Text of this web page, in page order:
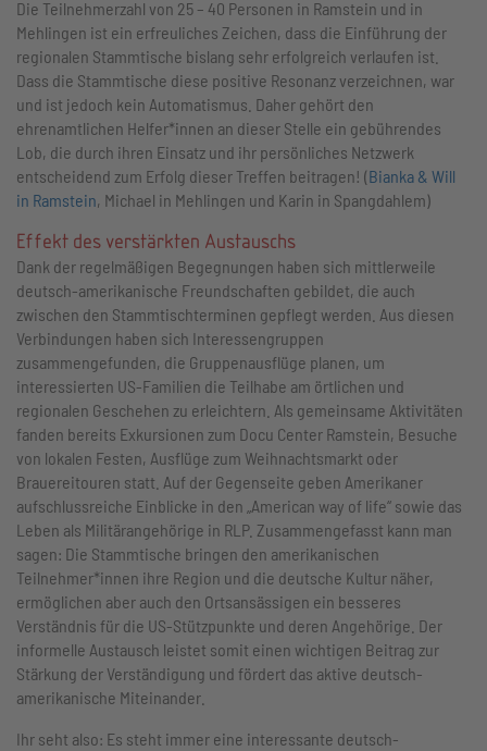
Die Teilnehmerzahl von 25 – 40 Personen in Ramstein und in
Mehlingen ist ein erfreuliches Zeichen, dass die Einführung der
regionalen Stammtische bislang sehr erfolgreich verlaufen ist.
Dass die Stammtische diese positive Resonanz verzeichnen, war
und ist jedoch kein Automatismus. Daher gehört den
ehrenamtlichen Helfer*innen an dieser Stelle ein gebührendes
Lob, die durch ihren Einsatz und ihr persönliches Netzwerk
entscheidend zum Erfolg dieser Treffen beitragen! (Bianka & Will
in Ramstein, Michael in Mehlingen und Karin in Spangdahlem)
Effekt des verstärkten Austauschs
Dank der regelmäßigen Begegnungen haben sich mittlerweile
deutsch-amerikanische Freundschaften gebildet, die auch
zwischen den Stammtischterminen gepflegt werden. Aus diesen
Verbindungen haben sich Interessengruppen
zusammengefunden, die Gruppenausflüge planen, um
interessierten US-Familien die Teilhabe am örtlichen und
regionalen Geschehen zu erleichtern. Als gemeinsame Aktivitäten
fanden bereits Exkursionen zum Docu Center Ramstein, Besuche
von lokalen Festen, Ausflüge zum Weihnachtsmarkt oder
Brauereitouren statt. Auf der Gegenseite geben Amerikaner
aufschlussreiche Einblicke in den „American way of life“ sowie das
Leben als Militärangehörige in RLP. Zusammengefasst kann man
sagen: Die Stammtische bringen den amerikanischen
Teilnehmer*innen ihre Region und die deutsche Kultur näher,
ermöglichen aber auch den Ortsansässigen ein besseres
Verständnis für die US-Stützpunkte und deren Angehörige. Der
informelle Austausch leistet somit einen wichtigen Beitrag zur
Stärkung der Verständigung und fördert das aktive deutsch-
amerikanische Miteinander.
Ihr seht also: Es steht immer eine interessante deutsch-